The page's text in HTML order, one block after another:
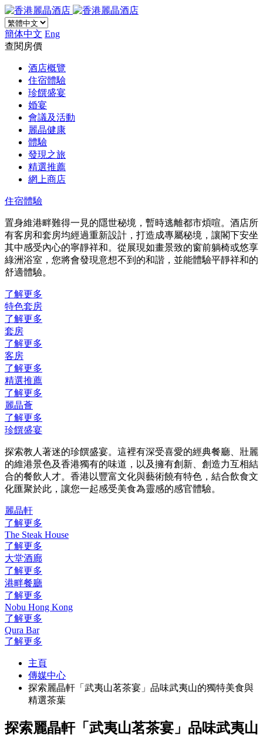
簡体中文 Eng
查閱房價
酒店概覽
住宿體驗
珍饌盛宴
婚宴
會議及活動
麗晶健康
體驗
發現之旅
精選推薦
網上商店
住宿體驗
置身維港畔難得一見的隱世秘境，暫時逃離都市煩喧。酒店所
有客房和套房均經過重新設計，打造成專屬秘境，讓閣下安坐
其中感受內心的寧靜祥和。從展現如畫景致的窗前躺椅或悠享
綠洲浴室，您將會發現意想不到的和諧，並能體驗平靜祥和的
舒適體驗。
了解更多
特色套房
了解更多
套房
了解更多
客房
了解更多
精選推薦
了解更多
麗晶薈
了解更多
珍饌盛宴
探索教人著迷的珍饌盛宴。這裡有深受喜愛的經典餐廳、壯麗
的維港景色及香港獨有的味道，以及擁有創新、創造力互相結
合的餐飲人才。香港以豐富文化與藝術饒有特色，結合飲食文
化匯聚於此，讓您一起感受美食為靈感的感官體驗。
麗晶軒
了解更多
The Steak House
了解更多
大堂酒廊
了解更多
港畔餐廳
了解更多
Nobu Hong Kong
了解更多
Qura Bar
了解更多
主頁
傳媒中心
探索麗晶軒「武夷山茗茶宴」品味武夷山的獨特美食與
精選茶葉
探索麗晶軒「武夷山茗茶宴」品味武夷山